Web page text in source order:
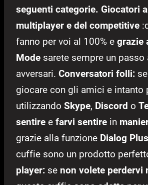
seguenti categorie. Giocatori
multiplayer e del competitive
fanno per voi al 100% e grazie
Mode sarete sempre un
avversari. Conversatori folli:
giocare con gli amici e intanto
utilizzando Skype, Discord o
sentire e farvi sentire in
grazie alla funzione Dialog Plus
cuffie sono un prodotto
player: se non volete perdervi